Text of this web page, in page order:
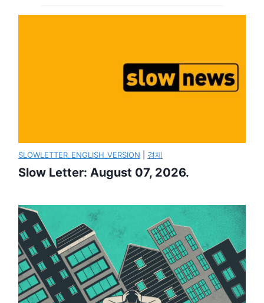
SLOWLETTER_ENGLISH_VERSION 경제
Slow Letter: August 07, 2026.